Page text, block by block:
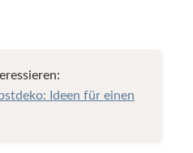
Ideen für einen